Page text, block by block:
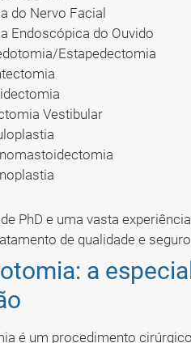
do Nervo Facial
Endoscópica do Ouvido
Estapedectomia
Vestibular
PhD e uma vasta
de qualidade e
a
é um procedimento